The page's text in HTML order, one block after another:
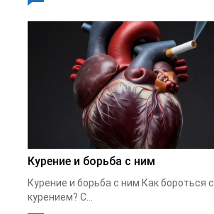
Курение и борьба с ним
Курение и борьба с ним Как бороться с
курением? С...